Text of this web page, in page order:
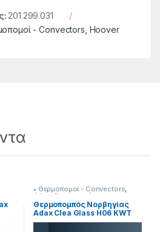
201.299.031
- Convectors Hoover
• Θερμοπομοί - Convectors,
Adax Θερναντικά
Θερμοπομπός Νορβηγίας
Adax Clea Glass H06 KWT
Wifi 600W Λευκός Γυάλινος